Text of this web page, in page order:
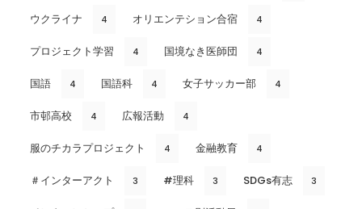
ウクライナ 4 オリエンテション合宿 4
プロジェクト学習 4 国境なき医師団 4
国語 4 国語科 4 女子サッカー部 4
市邨高校 4 広報活動 4
服のチカラプロジェクト 4 金融教育 4
＃インターアクト 3 #理科 3 SDGs有志 3